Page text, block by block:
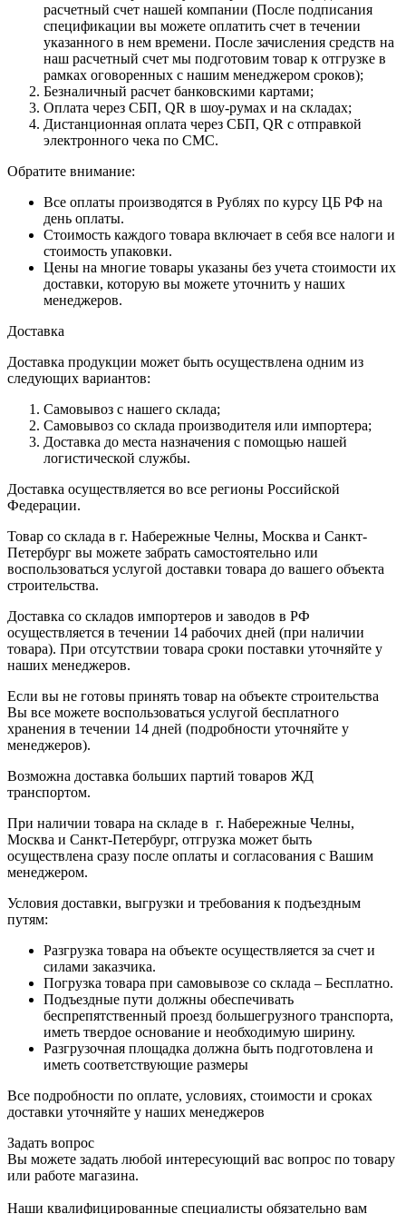
расчетный счет нашей компании (После подписания
спецификации вы можете оплатить счет в течении
указанного в нем времени. После зачисления средств на
наш расчетный счет мы подготовим товар к отгрузке в
рамках оговоренных с нашим менеджером сроков);
Безналичный расчет банковскими картами;
Оплата через СБП, QR в шоу-румах и на складах;
Дистанционная оплата через СБП, QR с отправкой
электронного чека по СМС.
Обратите внимание:
Все оплаты производятся в Рублях по курсу ЦБ РФ на
день оплаты.
Стоимость каждого товара включает в себя все налоги и
стоимость упаковки.
Цены на многие товары указаны без учета стоимости их
доставки, которую вы можете уточнить у наших
менеджеров.
Доставка
Доставка продукции может быть осуществлена одним из
следующих вариантов:
Самовывоз с нашего склада;
Самовывоз со склада производителя или импортера;
Доставка до места назначения с помощью нашей
логистической службы.
Доставка осуществляется во все регионы Российской
Федерации.
Товар со склада в г. Набережные Челны, Москва и Санкт-
Петербург вы можете забрать самостоятельно или
воспользоваться услугой доставки товара до вашего объекта
строительства.
Доставка со складов импортеров и заводов в РФ
осуществляется в течении 14 рабочих дней (при наличии
товара). При отсутствии товара сроки поставки уточняйте у
наших менеджеров.
Если вы не готовы принять товар на объекте строительства
Вы все можете воспользоваться услугой бесплатного
хранения в течении 14 дней (подробности уточняйте у
менеджеров).
Возможна доставка больших партий товаров ЖД
транспортом.
При наличии товара на складе в г. Набережные Челны,
Москва и Санкт-Петербург, отгрузка может быть
осуществлена сразу после оплаты и согласования с Вашим
менеджером.
Условия доставки, выгрузки и требования к подъездным
путям:
Разгрузка товара на объекте осуществляется за счет и
силами заказчика.
Погрузка товара при самовывозе со склада – Бесплатно.
Подъездные пути должны обеспечивать
беспрепятственный проезд большегрузного транспорта,
иметь твердое основание и необходимую ширину.
Разгрузочная площадка должна быть подготовлена и
иметь соответствующие размеры
Все подробности по оплате, условиях, стоимости и сроках
доставки уточняйте у наших менеджеров
Задать вопрос
Вы можете задать любой интересующий вас вопрос по товару
или работе магазина.
Наши квалифицированные специалисты обязательно вам